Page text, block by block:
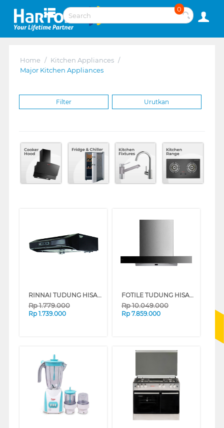
0
Home / Kitchen Appliances /
Major Kitchen Appliances
Filter Urutkan
RINNAI TUDUNG HISAP ASAP SLIM LINE HOOD RH60ER(G)
Rp1.779.000
Rp 1.739.000
FOTILE TUDUNG HISAP ASAP CHIMNEY WALL HOOD EMG9036
Rp10.049.000
Rp 7.859.000